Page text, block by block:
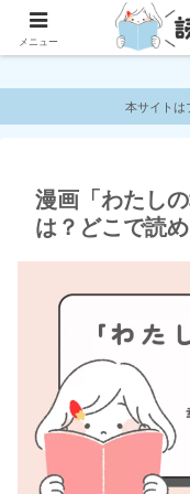
プライバシーポリシ
本サイトは
漫画「わたし
は？どこで読
メニュー